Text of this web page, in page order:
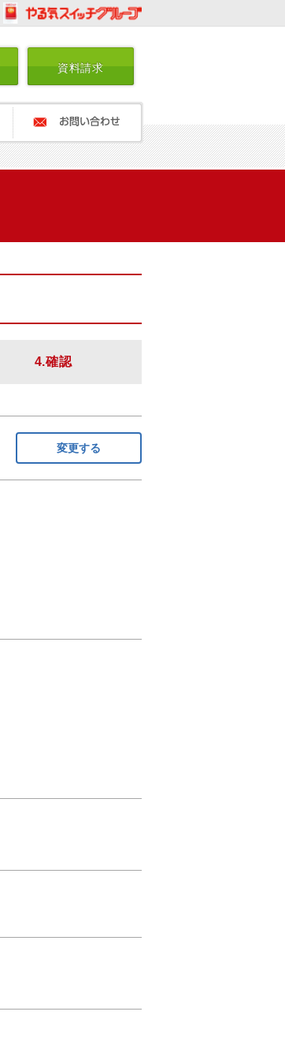
資料請求
お問い合わせ
4.確認
変更する